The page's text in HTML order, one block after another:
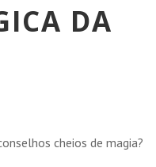
DA
cheios de magia?